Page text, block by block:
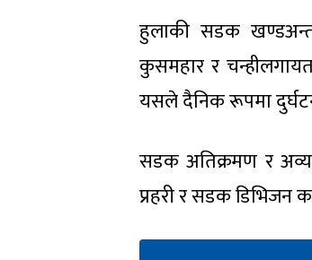
हुलाकी सडक
कुसमहार र
यसले दैनिक रूपमा
सडक अतिक्रमण र
प्रहरी र सडक डिभिजन